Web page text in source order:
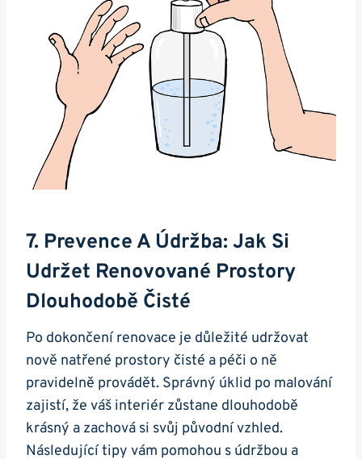
7. Prevence A Údržba: Jak Si
Udržet Renovované Prostory
Dlouhodobě Čisté
Po dokončení renovace je důležité udržovat
nově natřené prostory čisté a péči o ně
pravidelně provádět. Správný úklid po malování
zajistí, že váš interiér zůstane dlouhodobě
krásný a zachová si svůj původní vzhled.
Následující tipy vám pomohou s údržbou a